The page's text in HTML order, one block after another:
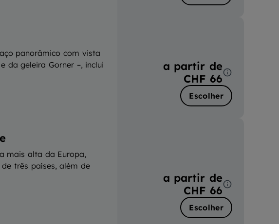
panorâmico com vista
da geleira Gorner –, inclui
a partir de
CHF 66
Escolher
mais alta da Europa,
três países, além de
a partir de
CHF 66
Escolher